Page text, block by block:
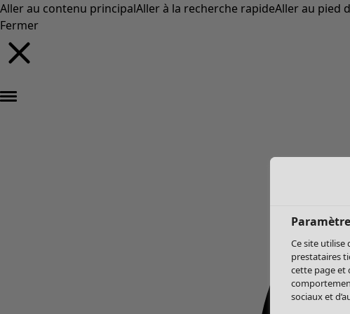
Aller au contenu principalAller à la recherche rapideAller au pied
Fermer
Ce site utilise
prestataires
cette page et
sociaux et